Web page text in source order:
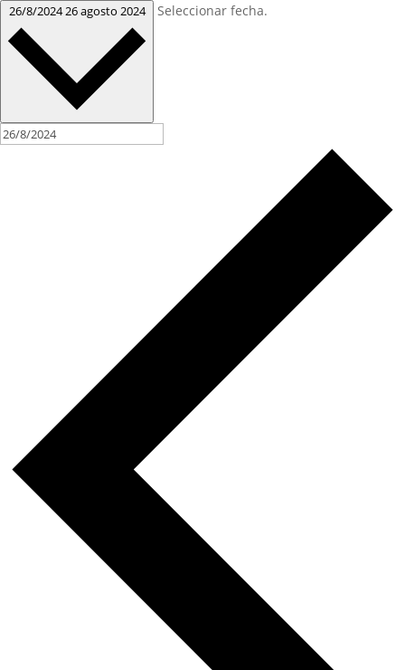
26/8/202426 agosto 2024 Seleccionar fecha.